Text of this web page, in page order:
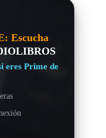
Escucha
eres Prime de